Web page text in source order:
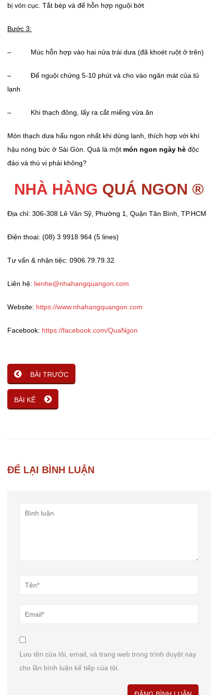
bị vón cục. Tắt bép và để hỗn hợp nguội bớt
Bước 3:
– Múc hỗn hợp vào hai nửa trái dưa (đã khoét ruột ở trên)
– Để nguội chửng 5-10 phút và cho vào ngăn mát của tủ
lạnh
– Khi thạch đông, lấy ra cắt miếng vừa ăn
Món thạch dưa hấu ngon nhất khi dùng lạnh, thích hợp với khí
hậu nóng bức ở Sài Gòn. Quả là một món ngon ngày hè độc
đáo và thú vị phải không?
NHÀ HÀNG QUÁ NGON ®
Địa chỉ: 306-308 Lê Văn Sỹ, Phường 1, Quận Tân Bình, TP.HCM
Điện thoại: (08) 3 9918 964 (5 lines)
Tư vấn & nhận tiệc: 0906.79.79.32
Liên hệ: lienhe@nhahangquangon.com
Website: https://www.nhahangquangon.com
Facebook: https://facebook.com/QuaNgon
BÀI TRƯỚC
BÀI KẾ
ĐỂ LẠI BÌNH LUẬN
Lưu tên của tôi, email, và trang web trong trình duyệt này
cho lần bình luận kế tiếp của tôi.